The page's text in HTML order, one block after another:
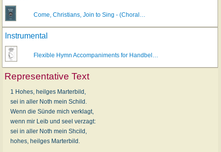
Come, Christians, Join to Sing - (Choral…
Instrumental
Flexible Hymn Accompaniments for Handbel…
Representative Text
1 Hohes, heilges Marterbild,
sei in aller Noth mein Schild.
Wenn die Sünde mich verklagt,
wenn mir Leib und seel verzagt:
sei in aller Noth mein Shcild,
hohes, heilges Marterbild.